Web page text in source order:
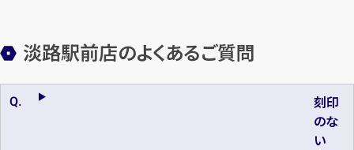
淡路駅前店のよくあるご質問
刻印
のな
い